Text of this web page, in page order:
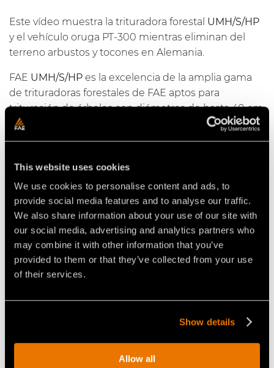
This website uses cookies
We use cookies to personalise content and ads, to
provide social media features and to analyse our traffic.
We also share information about your use of our site with
our social media, advertising and analytics partners who
may combine it with other information that you’ve
provided to them or that they’ve collected from your use
of their services.
Show details
Allow all
Este vídeo muestra la trituradora forestal UMH/S/HP
y el vehículo oruga PT-300 mientras eliminan del
terreno arbustos y tocones en Alemania.
FAE UMH/S/HP es la excelencia de la amplia gama
de trituradoras forestales de FAE aptos para
trituración de árboles con diámetros de hasta 40 cm
para tractores de mayor potencia.
Video Trituradoras para tractores